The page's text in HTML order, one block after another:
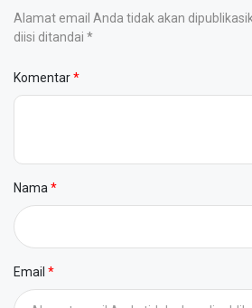
Alamat email Anda tidak akan
diisi ditandai *
Komentar
Nama
Email